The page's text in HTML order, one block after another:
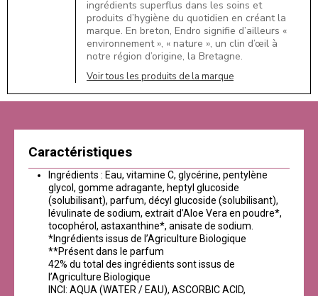
ingrédients superflus dans les soins et
produits d’hygiène du quotidien en créant la
marque. En breton, Endro signifie d’ailleurs «
environnement », « nature », un clin d’œil à
notre région d’origine, la Bretagne.
Voir tous les produits de la marque
Caractéristiques
Ingrédients : Eau, vitamine C, glycérine, pentylène
glycol, gomme adragante, heptyl glucoside
(solubilisant), parfum, décyl glucoside (solubilisant),
lévulinate de sodium, extrait d’Aloe Vera en poudre*,
tocophérol, astaxanthine*, anisate de sodium.
*Ingrédients issus de l’Agriculture Biologique
**Présent dans le parfum
42% du total des ingrédients sont issus de
l’Agriculture Biologique
INCI: AQUA (WATER / EAU), ASCORBIC ACID,